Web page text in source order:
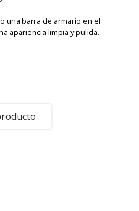
una barra de armario en el
apariencia limpia y pulida.